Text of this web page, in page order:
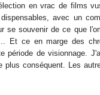
en vrac de films
avec un
se souvenir de ce que
Et ce en marge des
période de visionnage.
plus conséquent. Les